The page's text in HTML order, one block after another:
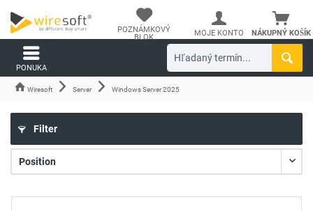
NÁKUPNÝ KOŠÍK
POZNÁMKOVÝ
BLOK
MOJE KONTO
PONUKA
Wiresoft Server Windows Server 2025
Filter